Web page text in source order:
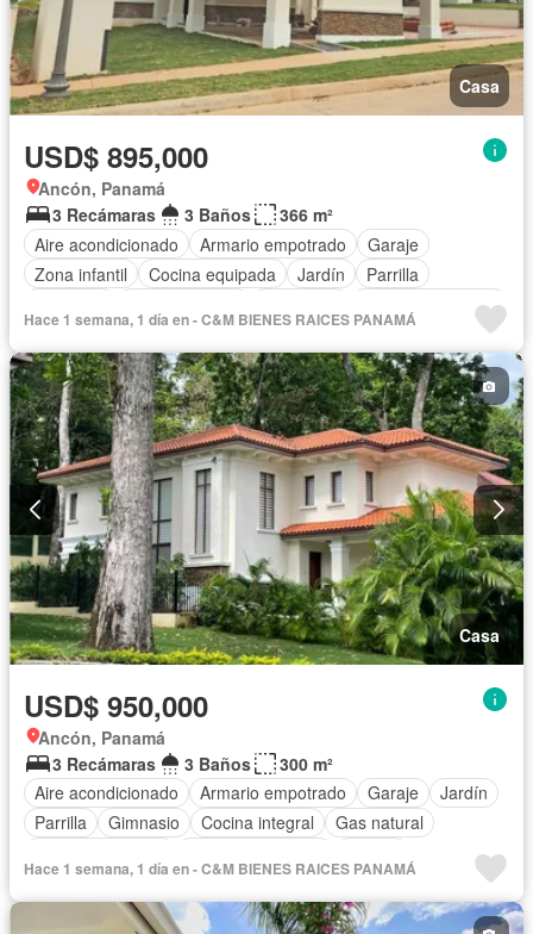
Casa
USD$ 895,000
Ancón, Panamá
3 Recámaras
3 Baños
366 m²
Aire acondicionado
Armario empotrado
Garaje
Zona infantil
Cocina equipada Jardín
Parrilla
Cuarto de servicio
Piscina
Cancha de tenis Patio
Hace 1 semana, 1 día en - C&M BIENES RAICES PANAMÁ
Casa
USD$ 950,000
Ancón, Panamá
3 Recámaras
3 Baños
300 m²
Aire acondicionado
Armario empotrado Garaje
Jardín
Parrilla
Gimnasio Cocina integral
Gas natural
Cancha de tenis
Patio
Hace 1 semana, 1 día en - C&M BIENES RAICES PANAMÁ